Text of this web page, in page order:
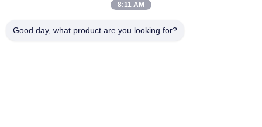
en treillis métallique
8:11 AM
Good day, what product are you looking for?